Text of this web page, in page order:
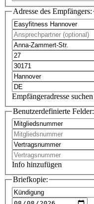
Adresse des Empfängers:
Empfängeradresse suchen
Benutzerdefinierte Felder:
Info hinzufügen
Briefkopie: